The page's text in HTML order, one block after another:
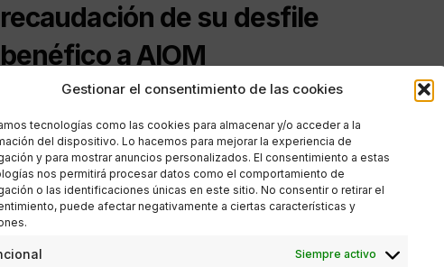
Gestionar el consentimiento de las cookies
tecnologías como las cookies para almacenar y/o acceder a la
del dispositivo. Lo hacemos para mejorar la experiencia de
y para mostrar anuncios personalizados. El consentimiento a estas
nos permitirá procesar datos como el comportamiento de
o las identificaciones únicas en este sitio. No consentir o retirar el
puede afectar negativamente a ciertas características y
Siempre activo
recaudación de su desfile
benéfico a AIOM
ANA PORRAS GUERRERO
ESTILO DE VIDA,SOCIEDAD
Éxito del desfile benéfico